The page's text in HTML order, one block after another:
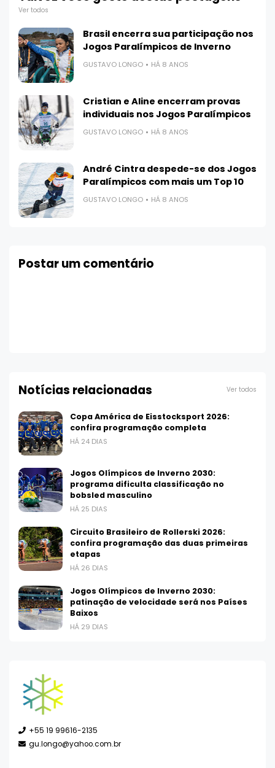
Ver todos
Brasil encerra sua participação nos
Jogos Paralímpicos de Inverno
GUSTAVO LONGO HÁ 8 ANOS
Cristian e Aline encerram provas
individuais nos Jogos Paralímpicos
GUSTAVO LONGO HÁ 8 ANOS
André Cintra despede-se dos Jogos
Paralímpicos com mais um Top 10
GUSTAVO LONGO HÁ 8 ANOS
Postar um comentário
Notícias relacionadas Ver todos
Copa América de Eisstocksport 2026:
confira programação completa
HÁ 24 DIAS
Jogos Olímpicos de Inverno 2030:
programa dificulta classificação no
bobsled masculino
HÁ 25 DIAS
Circuito Brasileiro de Rollerski 2026:
confira programação das duas primeiras
etapas
HÁ 26 DIAS
Jogos Olímpicos de Inverno 2030:
patinação de velocidade será nos Países
Baixos
HÁ 29 DIAS
+55 19 99616-2135
gu.longo@yahoo.com.br